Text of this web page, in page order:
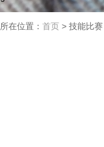
所在位置： 首页 > 技能比赛